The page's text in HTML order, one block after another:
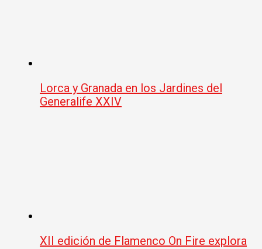
Lorca y Granada en los Jardines del
Generalife XXIV
XII edición de Flamenco On Fire explora